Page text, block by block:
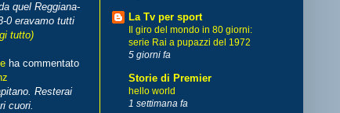
quel Reggiana-
0 eravamo tutti
tutto)
ha commentato
Resterai
cuori.
La Tv per sport
Il giro del mondo in 80 giorni:
serie Rai a pupazzi del 1972
5 giorni fa
Storie di Premier
hello world
1 settimana fa